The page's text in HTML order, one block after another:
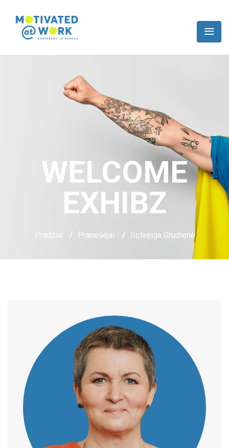
WELCOME
EXHIBZ
Pradžia / Pranešėjai / Solveiga Grudienė